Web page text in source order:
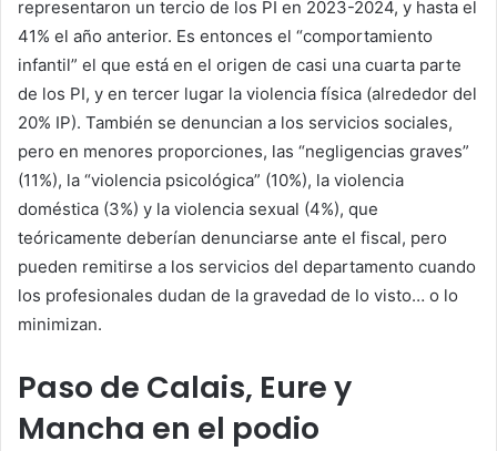
representaron un tercio de los PI en 2023-2024, y hasta el
41% el año anterior. Es entonces el “comportamiento
infantil” el que está en el origen de casi una cuarta parte
de los PI, y en tercer lugar la violencia física (alrededor del
20% IP). También se denuncian a los servicios sociales,
pero en menores proporciones, las “negligencias graves”
(11%), la “violencia psicológica” (10%), la violencia
doméstica (3%) y la violencia sexual (4%), que
teóricamente deberían denunciarse ante el fiscal, pero
pueden remitirse a los servicios del departamento cuando
los profesionales dudan de la gravedad de lo visto… o lo
minimizan.
Paso de Calais, Eure y
Mancha en el podio